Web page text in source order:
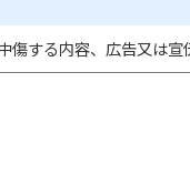
傷する内容、広告又は